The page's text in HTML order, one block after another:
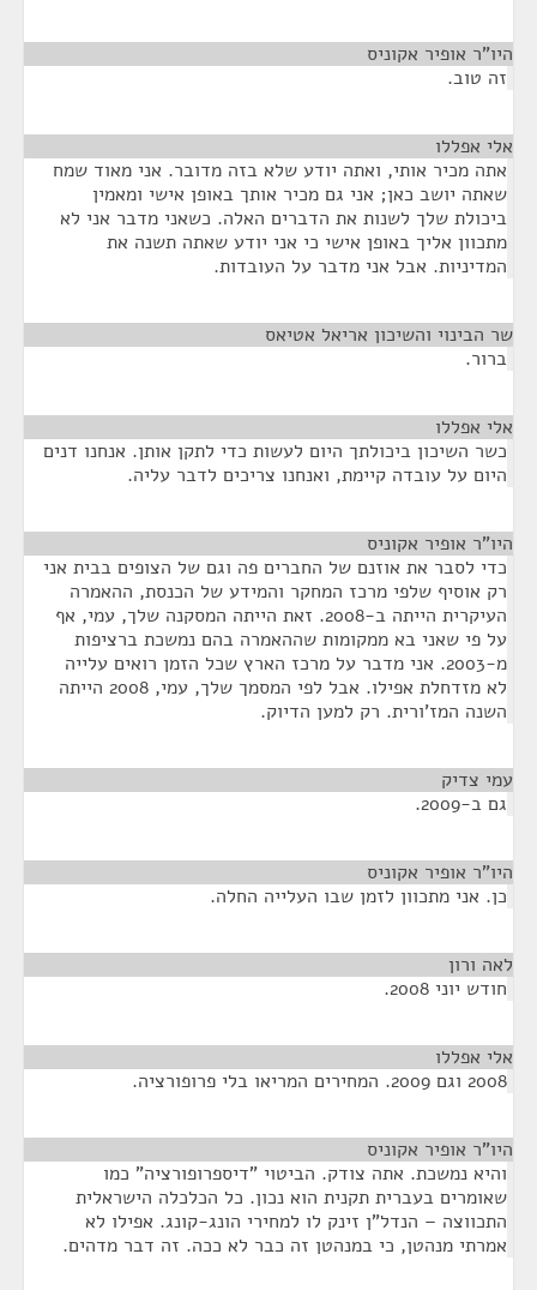
היו"ר אופיר אקוניס
זה טוב.
אלי אפללו
אתה מכיר אותי, ואתה יודע שלא בזה מדובר. אני מאוד שמח
שאתה יושב כאן; אני גם מכיר אותך באופן אישי ומאמין
ביכולת שלך לשנות את הדברים האלה. כשאני מדבר אני לא
מתכוון אליך באופן אישי כי אני יודע שאתה תשנה את
המדיניות. אבל אני מדבר על העובדות.
שר הבינוי והשיכון אריאל אטיאס
ברור.
אלי אפללו
כשר השיכון ביכולתך היום לעשות כדי לתקן אותן. אנחנו דנים
היום על עובדה קיימת, ואנחנו צריכים לדבר עליה.
היו"ר אופיר אקוניס
כדי לסבר את אוזנם של החברים פה וגם של הצופים בבית אני
רק אוסיף שלפי מרכז המחקר והמידע של הכנסת, ההאמרה
העיקרית הייתה ב-2008. זאת הייתה המסקנה שלך, עמי, אף
על פי שאני בא ממקומות שההאמרה בהם נמשכת ברציפות
מ-2003. אני מדבר על מרכז הארץ שכל הזמן רואים עלייה
לא מזדחלת אפילו. אבל לפי המסמך שלך, עמי, 2008 הייתה
השנה המז'ורית. רק למען הדיוק.
עמי צדיק
גם ב-2009.
היו"ר אופיר אקוניס
כן. אני מתכוון לזמן שבו העלייה החלה.
לאה ורון
חודש יוני 2008.
אלי אפללו
2008 וגם 2009. המחירים המריאו בלי פרופורציה.
היו"ר אופיר אקוניס
והיא נמשכת. אתה צודק. הביטוי "דיספרופורציה" כמו
שאומרים בעברית תקנית הוא נכון. כל הכלכלה הישראלית
התכווצה – הנדל"ן זינק לו למחירי הונג-קונג. אפילו לא
אמרתי מנהטן, כי במנהטן זה כבר לא ככה. זה דבר מדהים.